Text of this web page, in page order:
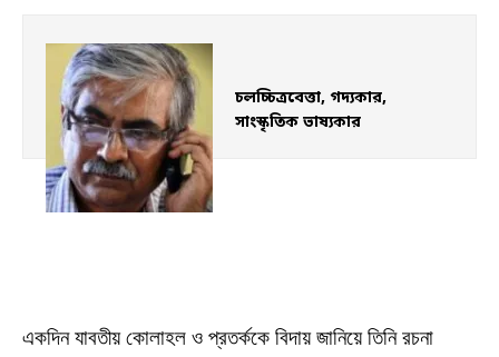
চলচ্চিত্রবেত্তা, গদ্যকার,
সাংস্কৃতিক ভাষ্যকার
একদিন যাবতীয় কোলাহল ও প্রতর্ককে বিদায় জানিয়ে তিনি রচনা